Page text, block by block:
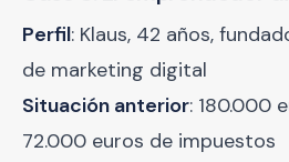
Perfil: Klaus, 42 años,
de marketing digital
Situación anterior: 180.000
72.000 euros de impuestos